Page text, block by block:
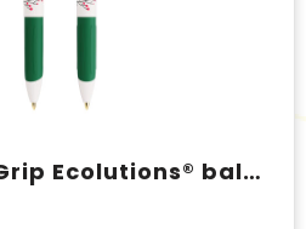
BIC® Media Clic Grip Ecolutions® balpen